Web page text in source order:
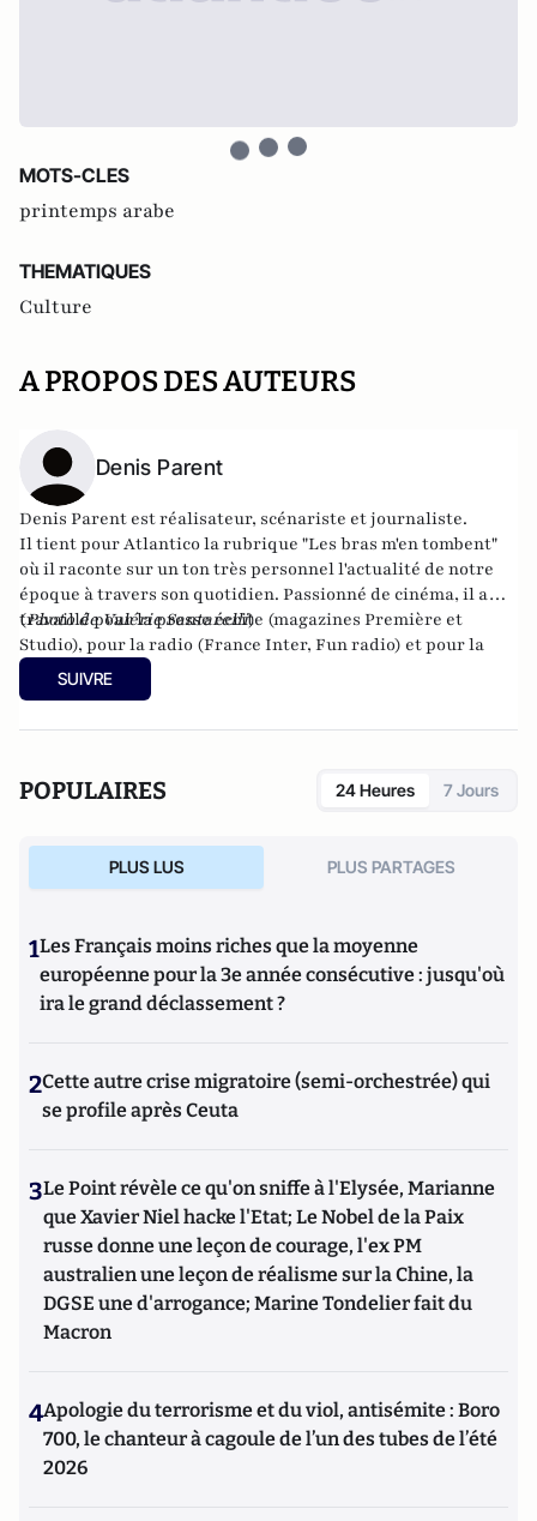
MOTS-CLES
printemps arabe
THEMATIQUES
Culture
A PROPOS DES AUTEURS
Denis Parent
Denis Parent est réalisateur, scénariste et journaliste.
Il tient pour Atlantico la rubrique "Les bras m'en tombent"
où il raconte sur un ton très personnel l'actualité de notre
époque à travers son quotidien. Passionné de cinéma, il a
travaillé pour la presse écrite (magazines Première et
Studio), pour la radio (France Inter, Fun radio) et pour la
télévision (CinéClassics). Auteur à ses heures perdues de
bandes dessinées, il a réalisé plusieurs courts métrage de
(Photo de Valérie Santarelli)
SUIVRE
POPULAIRES 24 Heures 7 Jours
PLUS LUS PLUS PARTAGES
1Les Français moins riches que la moyenne
européenne pour la 3e année consécutive : jusqu'où
ira le grand déclassement ?
2Cette autre crise migratoire (semi-orchestrée) qui
se profile après Ceuta
3Le Point révèle ce qu'on sniffe à l'Elysée, Marianne
que Xavier Niel hacke l'Etat; Le Nobel de la Paix
russe donne une leçon de courage, l'ex PM
australien une leçon de réalisme sur la Chine, la
DGSE une d'arrogance; Marine Tondelier fait du
Macron
4Apologie du terrorisme et du viol, antisémite : Boro
700, le chanteur à cagoule de l’un des tubes de l’été
2026